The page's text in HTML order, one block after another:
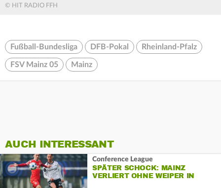
© HIT RADIO FFH
Fußball-Bundesliga DFB-Pokal Rheinland-Pfalz
FSV Mainz 05 Mainz
AUCH INTERESSANT
Conference League
SPÄTER SCHOCK: MAINZ
VERLIERT OHNE WEIPER IN